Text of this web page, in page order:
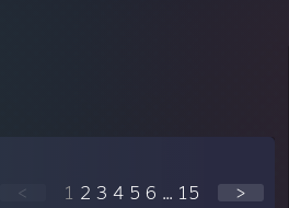
< 1 2 3 4 5 6 ... 15 >